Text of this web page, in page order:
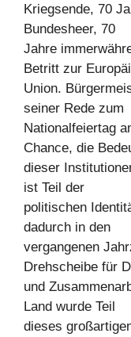
Kriegsende, 70
Bundesheer, 70
Jahre
Betritt zur
Union.
seiner Rede zum
Nationalfeiertag
Chance, die
dieser
ist Teil der
politischen
dadurch in den
vergangenen
Drehscheibe für
und
Land wurde Teil
dieses